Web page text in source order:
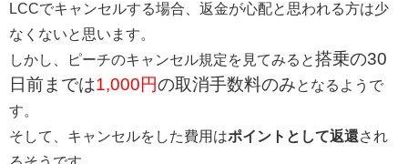
LCCでキャンセルする場合、返金が心配と思われる方は少
なくないと思います。
しかし、ピーチのキャンセル規定を見てみると搭乗の30
日前までは1,000円の取消手数料のみ となるようで
す。
そして、キャンセルをした費用はポイントとして返還され